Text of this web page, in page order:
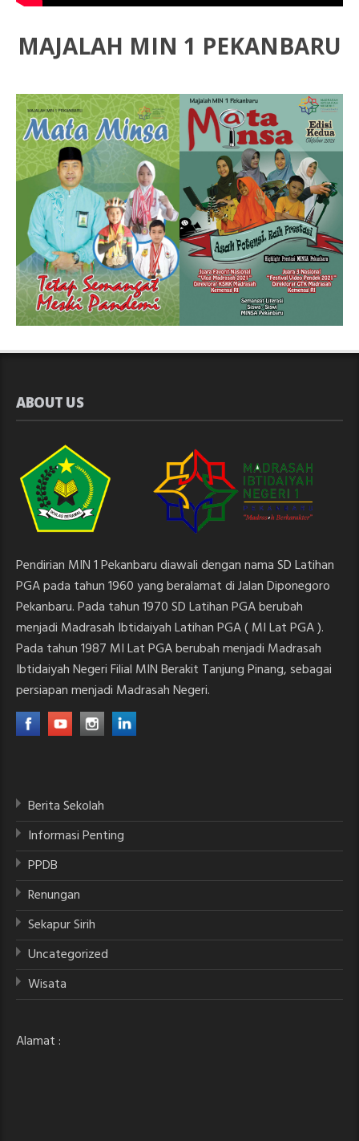
MAJALAH MIN 1 PEKANBARU
ABOUT US
Pendirian MIN 1 Pekanbaru diawali dengan nama SD Latihan
PGA pada tahun 1960 yang beralamat di Jalan Diponegoro
Pekanbaru. Pada tahun 1970 SD Latihan PGA berubah
menjadi Madrasah Ibtidaiyah Latihan PGA ( MI Lat PGA ).
Pada tahun 1987 MI Lat PGA berubah menjadi Madrasah
Ibtidaiyah Negeri Filial MIN Berakit Tanjung Pinang, sebagai
persiapan menjadi Madrasah Negeri.
Berita Sekolah
Informasi Penting
PPDB
Renungan
Sekapur Sirih
Uncategorized
Wisata
Alamat :